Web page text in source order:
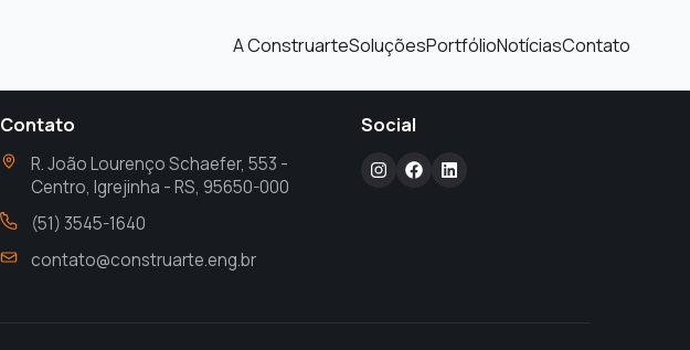
A ConstruarteSoluçõesPortfólioNotíciasContato
Contato
R. João Lourenço Schaefer, 553 -
Centro, Igrejinha - RS, 95650-000
(51) 3545-1640
contato@construarte.eng.br
Social